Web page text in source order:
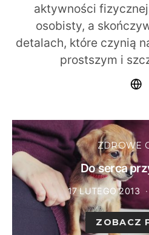
aktywności
osobisty, a
detalach, które czynią
prostszym i
ZDROWE
Do serca
17 LUTEGO 2013
ZOBACZ